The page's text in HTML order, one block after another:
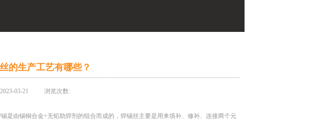
的生产工艺有哪些？
2023-03-21 浏览次数:
是由锡铜合金+无铅助焊剂的组合而成的，焊锡丝主要是用来填补、修补、连接两个元